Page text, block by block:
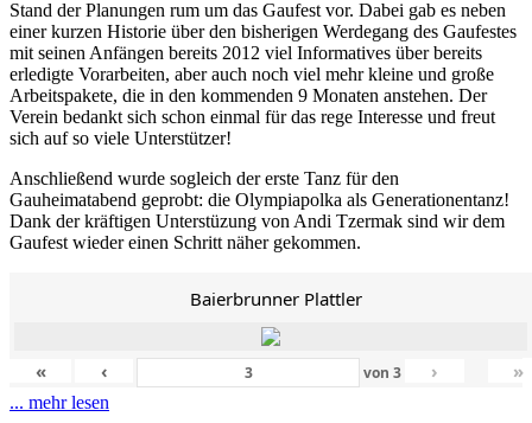
Stand der Planungen rum um das Gaufest vor. Dabei gab es neben
einer kurzen Historie über den bisherigen Werdegang des Gaufestes
mit seinen Anfängen bereits 2012 viel Informatives über bereits
erledigte Vorarbeiten, aber auch noch viel mehr kleine und große
Arbeitspakete, die in den kommenden 9 Monaten anstehen. Der
Verein bedankt sich schon einmal für das rege Interesse und freut
sich auf so viele Unterstützer!
Anschließend wurde sogleich der erste Tanz für den
Gauheimatabend geprobt: die Olympiapolka als Generationentanz!
Dank der kräftigen Unterstüzung von Andi Tzermak sind wir dem
Gaufest wieder einen Schritt näher gekommen.
Baierbrunner Plattler
« ‹ von3 › »
... mehr lesen